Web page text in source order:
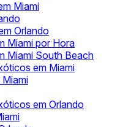
Miami
Orlando
Miami por Hora
Miami South Beach
em Miami
em Orlando